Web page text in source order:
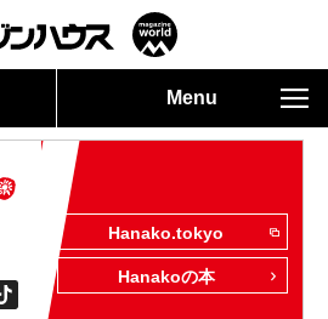
Menu
Hanako.tokyo
Hanakoの本